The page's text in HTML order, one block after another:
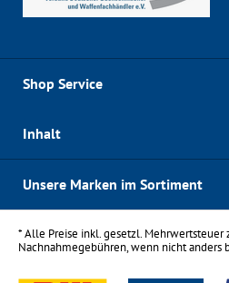
Shop Service
Inhalt
Unsere Marken im Sortiment
* Alle Preise inkl. gesetzl. Mehrwertsteuer
Nachnahmegebühren, wenn nicht anders